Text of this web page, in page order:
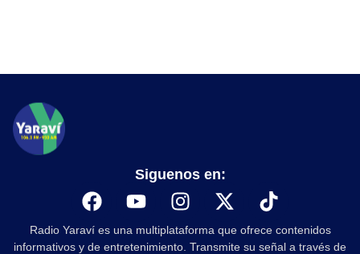
Radio Yaraví es una multiplataforma que ofrece contenidos
informativos y de entretenimiento. Transmite su señal a través de
Siguenos en: